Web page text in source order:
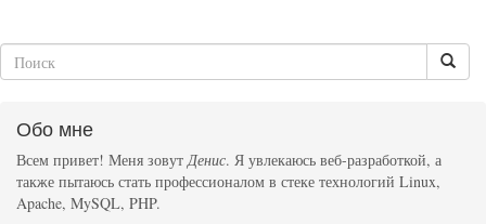
Обо мне
Всем привет! Меня зовутДенис. Я увлекаюсь веб-разработкой, а
также пытаюсь стать профессионалом в стеке технологий Linux,
Apache, MySQL, PHP.